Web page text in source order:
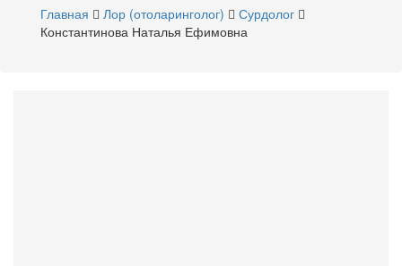
Главная
Лор (отоларинголог)
Сурдолог
Константинова Наталья Ефимовна